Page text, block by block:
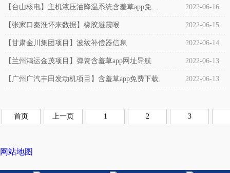
接
【台山核电】主机液压油降温系统含羞草app免费
下载
2022-06-16
【张家口秦淮怀来数据】橡胶避震喉 2022-06-15
【甘肃金川集团项目】波纹补偿器信息 2022-06-14
【兰州鸿运金茂项目】弹簧含羞草app网址导航 2022-06-13
【广州广汽丰田发动机项目】含羞草app免费下载 2022-06-13
首页 上一页 1 2 3
网站地图